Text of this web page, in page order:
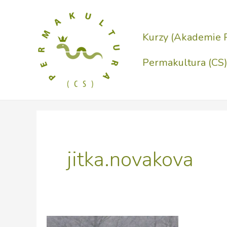
Kurzy (Akademie
Permakultura (CS)
jitka.novakova